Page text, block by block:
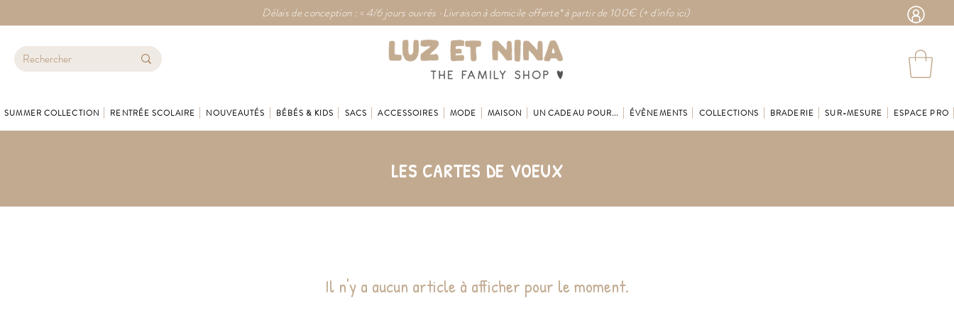
Délais de conception : ≈ 4/6 jours ouvrés · Livraison à domicile offerte* à partir de 100€ (+ d'info ici)
SUMMER COLLECTION RENTRÉE SCOLAIRE NOUVEAUTÉS BÉBÉS & KIDS SACS ACCESSOIRES MODE MAISON UN CADEAU POUR... ÉVÈNEMENTS COLLECTIONS BRADERIE SUR-MESURE ESPACE PRO
LES CARTES DE VOEUX
Il n'y a aucun article à afficher pour le moment.